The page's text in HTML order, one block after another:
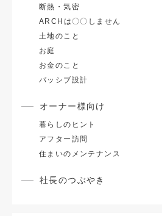
断熱・気密
ARCHは〇〇しません
土地のこと
お庭
お金のこと
パッシブ設計
オーナー様向け
暮らしのヒント
アフター訪問
住まいのメンテナンス
社長のつぶやき